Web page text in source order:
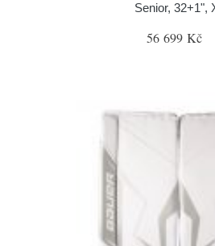
Senior, 32+1",
56 699 Kč